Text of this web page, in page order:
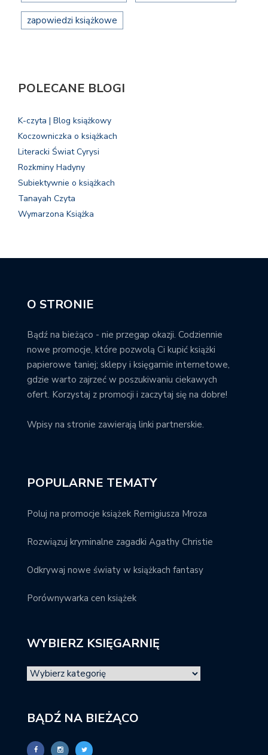
zapowiedzi książkowe
POLECANE BLOGI
K-czyta | Blog książkowy
Koczowniczka o książkach
Literacki Świat Cyrysi
Rozkminy Hadyny
Subiektywnie o książkach
Tanayah Czyta
Wymarzona Książka
O STRONIE
Bądź na bieżąco - nie przegap okazji. Codziennie
nowe promocje, które pozwolą Ci kupić książki
papierowe taniej; sklepy i księgarnie internetowe,
gdzie warto zajrzeć w poszukiwaniu ciekawych
ofert. Korzystaj z promocji i zaczytaj się na dobre!
Wpisy na stronie zawierają linki partnerskie.
POPULARNE TEMATY
Poluj na promocje książek Remigiusza Mroza
Rozwiązuj kryminalne zagadki Agathy Christie
Odkrywaj nowe światy w książkach fantasy
Porównywarka cen książek
WYBIERZ KSIĘGARNIĘ
BĄDŹ NA BIEŻĄCO